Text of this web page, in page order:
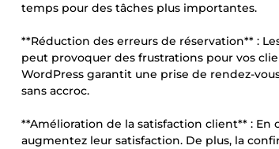
temps pour des tâches plus importantes.
**Réduction des erreurs de réservation** :
peut provoquer des frustrations pour vos
WordPress garantit une prise de rendez-
sans accroc.
**Amélioration de la satisfaction client** : En
augmentez leur satisfaction. De plus, la